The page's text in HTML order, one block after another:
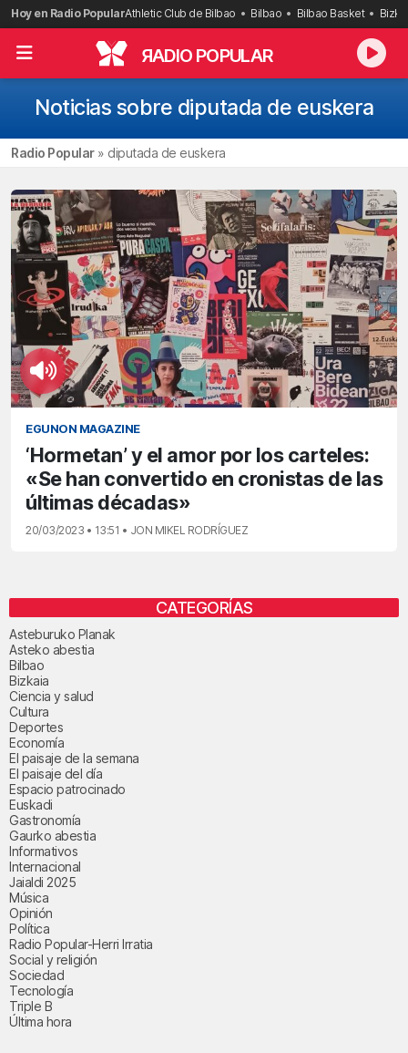
Saltar
al
contenido
Hoy en Radio PopularAthletic Club de Bilbao Bilbao Bilbao Basket
RADIO POPULAR
Noticias sobre diputada de euskera
Radio Popular» diputada de euskera
EGUNON MAGAZINE
‘Hormetan’ y el amor por los carteles:
«Se han convertido en cronistas de las
últimas décadas»
20/03/2023 • 13:51 • JON MIKEL RODRÍGUEZ
CATEGORÍAS
Asteburuko Planak
Asteko abestia
Bilbao
Bizkaia
Ciencia y salud
Cultura
Deportes
Economía
El paisaje de la semana
El paisaje del día
Espacio patrocinado
Euskadi
Gastronomía
Gaurko abestia
Informativos
Internacional
Jaialdi 2025
Música
Opinión
Política
Radio Popular-Herri Irratia
Social y religión
Sociedad
Tecnología
Triple B
Última hora